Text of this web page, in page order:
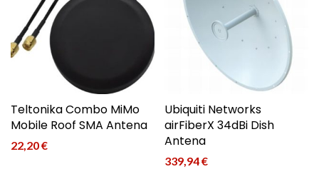
Teltonika Combo MiMo
Mobile Roof SMA Antena
22,20€
Ubiquiti Networks
airFiberX 34dBi Dish
Antena
339,94€